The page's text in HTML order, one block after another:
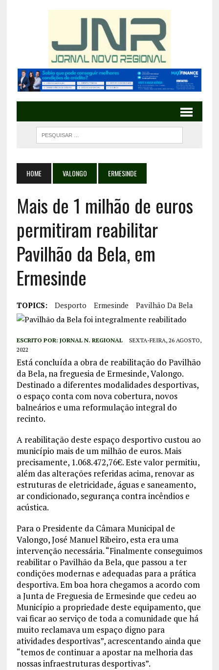
HOME VALONGO ERMESINDE
Mais de 1 milhão de euros
permitiram reabilitar
Pavilhão da Bela, em
Ermesinde
TOPICS: Desporto Ermesinde Pavilhão Da Bela
ESCRITO POR: JORNAL N. REGIONAL
SEXTA-FEIRA, 26 AGOSTO,
2022
Está concluída a obra de reabilitação do Pavilhão
da Bela, na freguesia de Ermesinde, Valongo.
Destinado a diferentes modalidades desportivas,
o espaço conta com nova cobertura, novos
balneários e uma reformulação integral do
recinto.
A reabilitação deste espaço desportivo custou ao
município mais de um milhão de euros. Mais
precisamente, 1.068.472,76€. Este valor permitiu,
além das alterações referidas acima, renovar as
estruturas de eletricidade, águas e saneamento,
ar condicionado, segurança contra incêndios e
acústica.
Para o Presidente da Câmara Municipal de
Valongo, José Manuel Ribeiro, esta era uma
intervenção necessária. “Finalmente conseguimos
reabilitar o Pavilhão da Bela, que passou a ter
condições modernas e adequadas para a prática
desportiva. Em boa hora chegamos a acordo com
a Junta de Freguesia de Ermesinde que cedeu ao
Município a propriedade deste equipamento, que
vai ficar ao serviço de toda a comunidade que há
muito reclamava um espaço digno para
atividades desportivas”, acrescentando ainda que
“temos de continuar a apostar na melhoria das
nossas infraestruturas desportivas”.